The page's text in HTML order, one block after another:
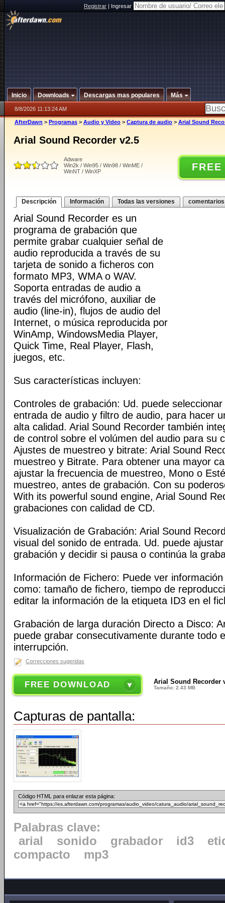
Registrar|Ingresar
Inicio Downloads Descargas mas populares Más
8/8/2026 11:13:24 AM
AfterDawn > Programas > Audio y Video > Captura de audio > Arial Sound
Arial Sound Recorder v2.5
Adware
Win2k / Win95 / Win98 / WinME /
WinNT / WinXP
Descripción Información Todas las versiones comentarios
Arial Sound Recorder es un
programa de grabación que
permite grabar cualquier señal de
audio reproducida a través de su
tarjeta de sonido a ficheros con
formato MP3, WMA o WAV.
Soporta entradas de audio a
través del micrófono, auxiliar de
audio (line-in), flujos de audio del
Internet, o música reproducida por
WinAmp, WindowsMedia Player,
Quick Time, Real Player, Flash,
juegos, etc.
Sus características incluyen:
Controles de grabación: Ud. puede
entrada de audio y filtro de audio, para hacer
alta calidad. Arial Sound Recorder también
de control sobre el volúmen del audio para su
Ajustes de muestreo y bitrate: Arial Sound
muestreo y Bitrate. Para obtener una mayor
ajustar la frecuencia de muestreo, Mono o
muestreo, antes de grabación. Con su
With its powerful sound engine, Arial Sound
grabaciones con calidad de CD.
Visualización de Grabación: Arial Sound
visual del sonido de entrada. Ud. puede
grabación y decidir si pausa o continúa la
Información de Fichero: Puede ver
como: tamaño de fichero, tiempo de
editar la información de la etiqueta ID3 en el
Grabación de larga duración Directo a Disco:
puede grabar consecutivamente durante todo
interrupción.
Correcciones sugeridas
FREE DOWNLOAD Arial Sound Recorder
Tamaño: 2.43 MB
Capturas de pantalla:
Código HTML para enlazar esta página:
Palabras clave:
arial
sonido grabador id3
compacto
mp3